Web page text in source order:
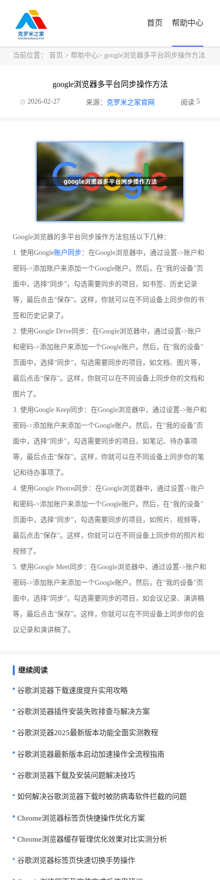
首页 帮助中心
当前位置： 首页 > 帮助中心> google浏览器多平台同步操作方法
google浏览器多平台同步操作方法
2026-02-27 来源： 克罗米之家官网 阅读:5
Google浏览器的多平台同步操作方法包括以下几种：
1. 使用Google账户同步 ：在Google浏览器中，通过设置->账户和
密码->添加账户来添加一个Google账户。然后，在“我的设备”页
面中，选择“同步”，勾选需要同步的项目，如书签、历史记录
等，最后点击“保存”。这样，你就可以在不同设备上同步你的书
签和历史记录了。
2. 使用Google Drive同步：在Google浏览器中，通过设置->账户
和密码->添加账户来添加一个Google账户。然后，在“我的设备”
页面中，选择“同步”，勾选需要同步的项目，如文档、图片等，
最后点击“保存”。这样，你就可以在不同设备上同步你的文档和
图片了。
3. 使用Google Keep同步：在Google浏览器中，通过设置->账户和
密码->添加账户来添加一个Google账户。然后，在“我的设备”页
面中，选择“同步”，勾选需要同步的项目，如笔记、待办事项
等，最后点击“保存”。这样，你就可以在不同设备上同步你的笔
记和待办事项了。
4. 使用Google Photos同步：在Google浏览器中，通过设置->账户
和密码->添加账户来添加一个Google账户。然后，在“我的设备”
页面中，选择“同步”，勾选需要同步的项目，如照片、视频等，
最后点击“保存”。这样，你就可以在不同设备上同步你的照片和
视频了。
5. 使用Google Meet同步：在Google浏览器中，通过设置->账户和
密码->添加账户来添加一个Google账户。然后，在“我的设备”页
面中，选择“同步”，勾选需要同步的项目，如会议记录、演讲稿
等，最后点击“保存”。这样，你就可以在不同设备上同步你的会
议记录和演讲稿了。
继续阅读
谷歌浏览器下载速度提升实用攻略
谷歌浏览器插件安装失败排查与解决方案
谷歌浏览器2025最新版本功能全面实测教程
谷歌浏览器最新版本启动加速操作全流程指南
谷歌浏览器下载及安装问题解决技巧
如何解决谷歌浏览器下载时被防病毒软件拦截的问题
Chrome浏览器标签页快捷操作优化方案
Chrome浏览器缓存管理优化效果对比实测分析
谷歌浏览器标签页快速切换手势操作